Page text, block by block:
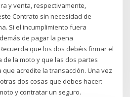
y venta, respectivamente,
Contrato sin necesidad de
Si el incumplimiento fuera
de pagar la pena
que los dos debéis firmar el
de la moto y que las dos partes
acredite la transacción. Una vez
dos cosas que debes hacer:
y contratar un seguro.